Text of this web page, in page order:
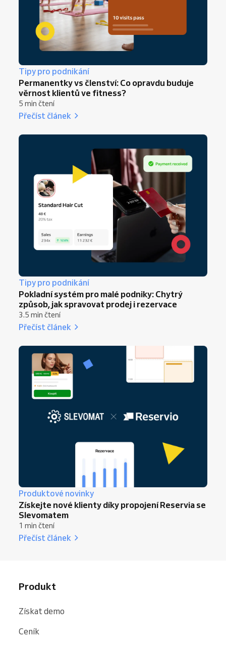
Tipy pro podnikání
Permanentky vs členství: Co opravdu buduje
věrnost klientů ve fitness?
5 min čtení
Přečíst článek
Tipy pro podnikání
Pokladní systém pro malé podniky: Chytrý
způsob, jak spravovat prodej i rezervace
3.5 min čtení
Přečíst článek
Produktové novinky
Získejte nové klienty díky propojení Reservia se
Slevomatem
1 min čtení
Přečíst článek
Produkt
Získat demo
Ceník